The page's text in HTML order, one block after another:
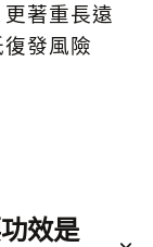
更著重長遠
發風險
效是